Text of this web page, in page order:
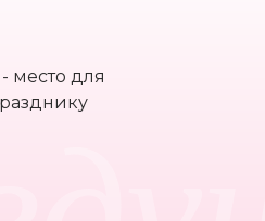
- место для